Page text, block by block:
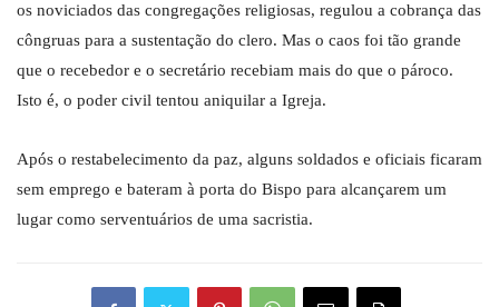
os noviciados das congregações religiosas, regulou a cobrança das
côngruas para a sustentação do clero. Mas o caos foi tão grande
que o recebedor e o secretário recebiam mais do que o pároco.
Isto é, o poder civil tentou aniquilar a Igreja.
Após o restabelecimento da paz, alguns soldados e oficiais ficaram
sem emprego e bateram à porta do Bispo para alcançarem um
lugar como serventuários de uma sacristia.